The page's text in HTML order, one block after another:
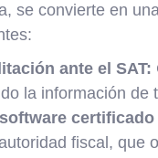
se convierte en
ante el SAT:
la información de
fiscal, que